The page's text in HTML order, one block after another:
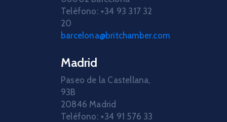
Teléfono: +34 93 317 32
20
barcelona@britchamber.com
Madrid
Paseo de la Castellana,
93B
20846 Madrid
Teléfono: +34 91 576 33